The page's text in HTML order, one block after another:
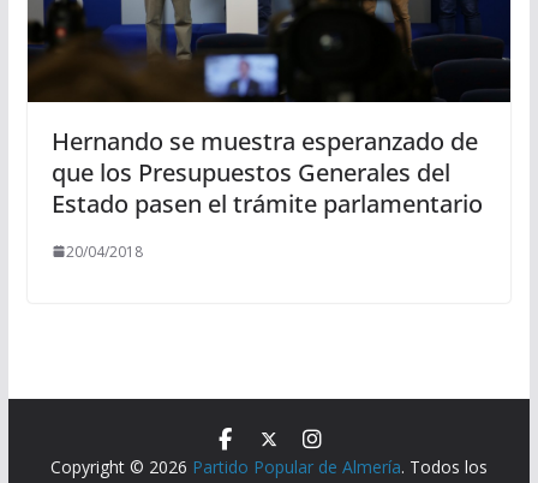
Hernando se muestra esperanzado de
que los Presupuestos Generales del
Estado pasen el trámite parlamentario
20/04/2018
Copyright © 2026 Partido Popular de Almería. Todos los